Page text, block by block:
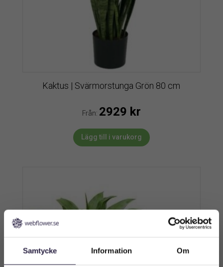
Samtycke Information Om
Kaktus | Svärmorstunga Grön 80 cm
Från: 2929 kr
Lägg till i varukorg